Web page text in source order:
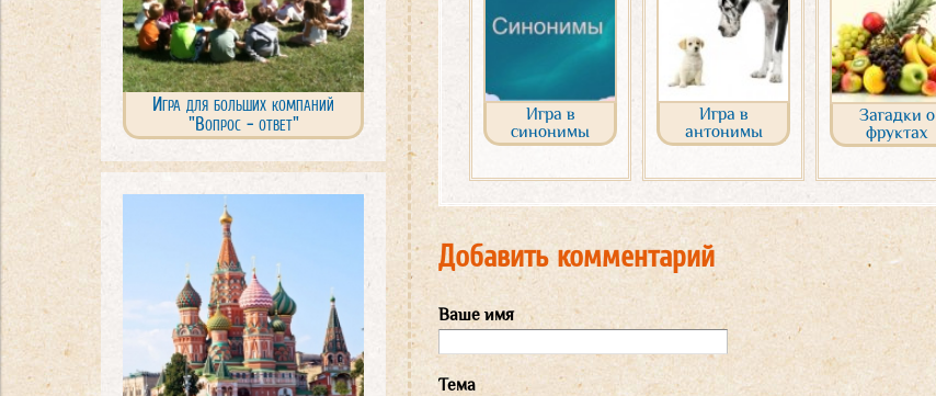
Игра для больших компаний
"Вопрос - ответ"
Игра в
синонимы
Игра в
антонимы
Загадки о
фруктах
Добавить комментарий
Ваше имя
Тема